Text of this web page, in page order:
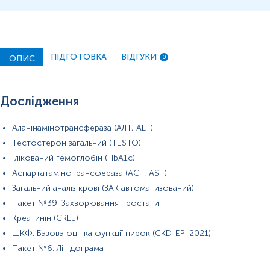
ОПИС ПІДГОТОВКА ВІДГУКИ 0
Дослідження
Аланінамінотрансфераза (АЛТ, ALT)
Тестостерон загальний (TESTO)
Глікований гемоглобін (HbA1c)
Аспартатамінотрансфераза (АСТ, AST)
Загальний аналіз крові (ЗАК автоматизований)
Пакет №39. Захворювання простати
Креатинін (CREJ)
ШКФ. Базова оцінка функції нирок (CKD-EPI 2021)
Пакет №6. Ліпідограма